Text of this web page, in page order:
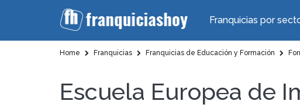
Franquicias por
Home Franquicias Franquicias de Educación y Formación
Escuela Europea de